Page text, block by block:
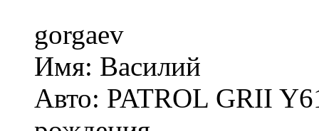
gorgaev
Имя: Василий
Авто: PATROL GRII